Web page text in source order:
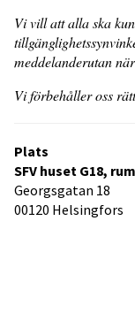
Vi vill att alla ska
meddelanderutan
Vi förbehåller oss
Plats
SFV huset G18,
Georgsgatan 18
00120 Helsingfors